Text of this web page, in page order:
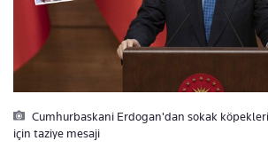
Cumhurbaskani Erdogan'dan sokak
için taziye mesaji